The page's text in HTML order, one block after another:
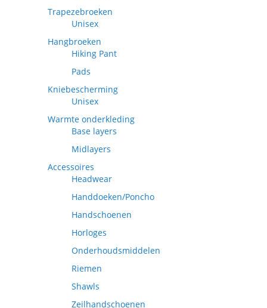
Trapezebroeken
Unisex
Hangbroeken
Hiking Pant
Pads
Kniebescherming
Unisex
Warmte onderkleding
Base layers
Midlayers
Accessoires
Headwear
Handdoeken/Poncho
Handschoenen
Horloges
Onderhoudsmiddelen
Riemen
Shawls
Zeilhandschoenen